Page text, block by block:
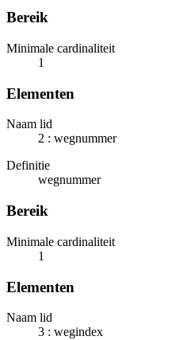
Bereik
Minimale cardinaliteit
1
Elementen
Naam lid
2 : wegnummer
Definitie
wegnummer
Bereik
Minimale cardinaliteit
1
Elementen
Naam lid
3 : wegindex